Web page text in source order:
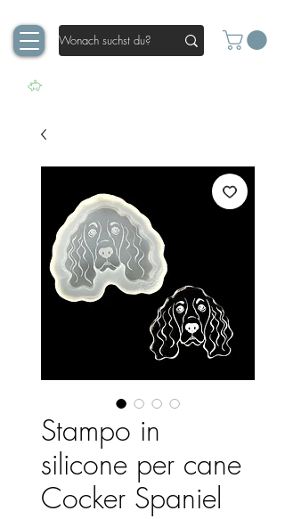
Stampo in
silicone per cane
Cocker Spaniel